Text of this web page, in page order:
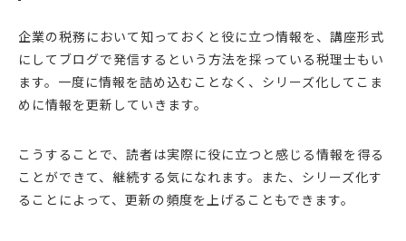
企業の税務において知っておくと役に立つ情報を、講座形式
にしてブログで発信するという方法を採っている税理士もい
ます。一度に情報を詰め込むことなく、シリーズ化してこま
めに情報を更新していきます。
こうすることで、読者は実際に役に立つと感じる情報を得る
ことができて、継続する気になれます。また、シリーズ化す
ることによって、更新の頻度を上げることもできます。